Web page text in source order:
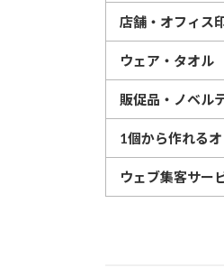
店舗・オフィス
ウェア・タオル
販促品・ノベル
1個から作れる
ウェブ集客サー